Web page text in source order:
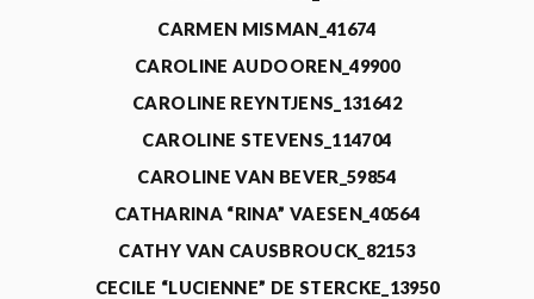
CARMEN MISMAN_41674
CAROLINE AUDOOREN_49900
CAROLINE REYNTJENS_131642
CAROLINE STEVENS_114704
CAROLINE VAN BEVER_59854
CATHARINA “RINA” VAESEN_40564
CATHY VAN CAUSBROUCK_82153
CECILE “LUCIENNE” DE STERCKE_13950